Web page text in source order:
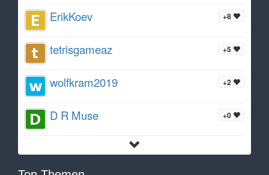
+8
ErikKoev
+5
tetrisgameaz
+2
wolfkram2019
+0
D R Muse